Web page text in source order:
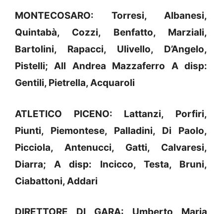
MONTECOSARO: Torresi, Albanesi,
Quintabà, Cozzi, Benfatto, Marziali,
Bartolini, Rapacci, Ulivello, D’Angelo,
Pistelli; All Andrea Mazzaferro A disp:
Gentili, Pietrella, Acquaroli
ATLETICO PICENO: Lattanzi, Porfiri,
Piunti, Piemontese, Palladini, Di Paolo,
Picciola, Antenucci, Gatti, Calvaresi,
Diarra; A disp: Incicco, Testa, Bruni,
Ciabattoni, Addari